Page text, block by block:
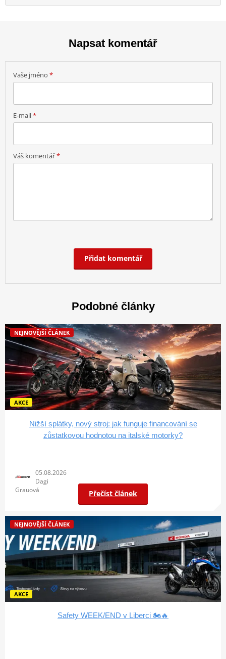
Napsat komentář
Vaše jméno *
E-mail*
Váš komentář*
Přidat komentář
Podobné články
Nižší splátky, nový stroj: jak funguje financování se
zůstatkovou hodnotou na italské motorky?
NEJNOVĚJŠÍ ČLÁNEK
AKCE
Přečíst článek
05.08.2026
Dagi
Grauová
Safety WEEK/END v Liberci 🏍️🔥
NEJNOVĚJŠÍ ČLÁNEK
AKCE